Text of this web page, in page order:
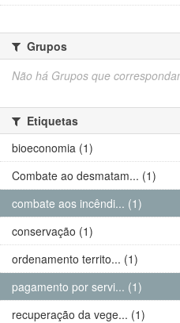
Grupos
Não há Grupos que
Etiquetas
bioeconomia (1)
Combate ao desmatam... (1)
combate aos incêndi... (1)
conservação (1)
ordenamento territo... (1)
pagamento por servi... (1)
recuperação da vege... (1)